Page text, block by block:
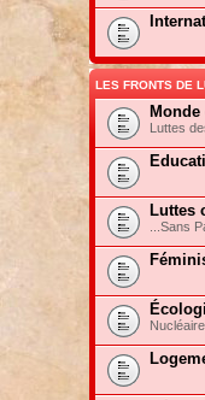
LES FRONTS DE
Monde
Luttes
Luttes
...Sans